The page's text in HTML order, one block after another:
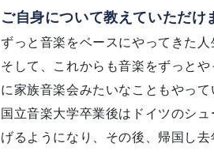
ご自身について教えていただけ
ずっと音楽をベースにやってきた人
そして、これからも音楽をずっと
に家族音楽会みたいなこともやって
国立音楽大学卒業後はドイツのシ
げるようになり、その後、帰国し